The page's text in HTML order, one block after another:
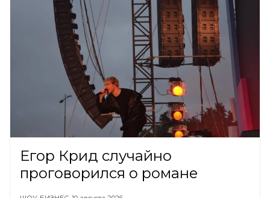
Егор Крид случайно
проговорился о романе